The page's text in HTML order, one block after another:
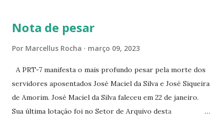
☆CINE VIP CLUBE RUA 24 DE MAIO 825 ☆CINE ECLIPSE
Nota de pesar
Por Marcellus Rocha março 09, 2023
A PRT-7 manifesta o mais profundo pesar pela morte dos
servidores aposentados José Maciel da Silva e José Siqueira
de Amorim. José Maciel da Silva faleceu em 22 de janeiro.
Sua última lotação foi no Setor de Arquivo desta